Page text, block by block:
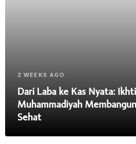
2 WEEKS AGO
Dari Laba ke Kas Nyata:
Muhammadiyah
Sehat